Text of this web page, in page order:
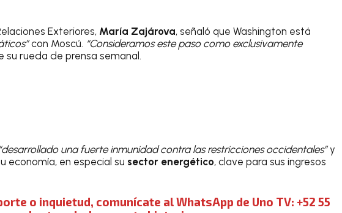
Exteriores, María Zajárova, señaló que Washington está
con Moscú. “Consideramos este paso como exclusivamente
su rueda de prensa semanal.
“desarrollado una fuerte inmunidad contra las restricciones occidentales”y
economía, en especial su sector energético, clave para sus ingresos
o inquietud, comunícate al WhatsApp de Uno TV: +52 55